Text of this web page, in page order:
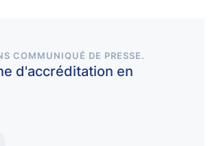
COMMUNIQUÉ DE PRESSE.
d'accréditation en